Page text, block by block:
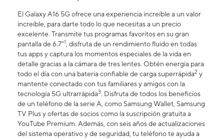
El Galaxy A16 5G ofrece una experiencia increíble a un valor
increíble, para darte todo lo que necesitas a un precio
excelente. Transmite tus programas favoritos en su gran
pantalla de 6.7"1, disfruta de un rendimiento fluido en todas
tus apps y captura los momentos especiales de la vida en
detalle gracias a la cámara de tres lentes. Obtén energía para
todo el día con una batería confiable de carga superrápida2 y
mantente conectado con tus familiares y amigos con la
tecnología 5G ultrarrápida3. Disfruta de todos los beneficios
de un teléfono de la serie A, como Samsung Wallet, Samsung
TV Plus y ofertas de socios como la suscripción gratuita a
YouTube Premium. Además, con seis años de actualizaciones
del sistema operativo y de seguridad, tu teléfono te ayuda a